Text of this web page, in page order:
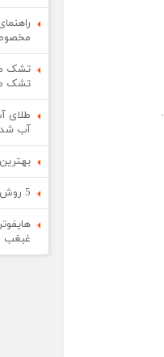
تشک
تشک
طلای
آب
5 روش طبیعی برای داشتن پوست صاف و شفاف
غبغب